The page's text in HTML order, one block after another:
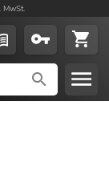
MwSt.